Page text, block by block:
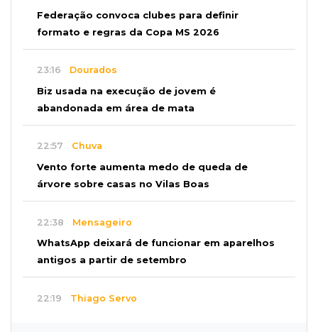
Federação convoca clubes para definir
formato e regras da Copa MS 2026
23:16 Dourados
Biz usada na execução de jovem é
abandonada em área de mata
22:57 Chuva
Vento forte aumenta medo de queda de
árvore sobre casas no Vilas Boas
22:38 Mensageiro
WhatsApp deixará de funcionar em aparelhos
antigos a partir de setembro
22:19 Thiago Servo